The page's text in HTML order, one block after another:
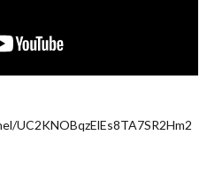
UC2KNOBqzElEs8TA7SR2Hm2